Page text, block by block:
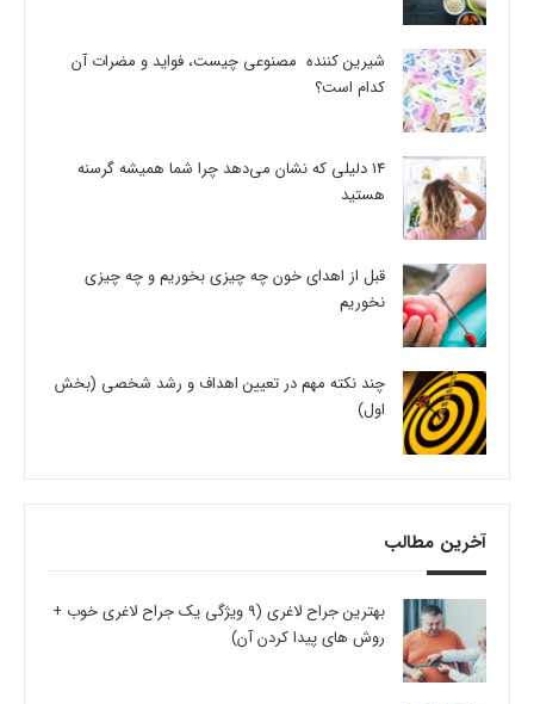
شیرین کننده مصنوعی چیست، فواید و مضرات آن
کدام است؟
14 دلیلی که نشان می‌دهد چرا شما همیشه گرسنه
هستید
قبل از اهدای خون چه چیزی بخوریم و چه چیزی
نخوریم
چند نکته مهم در تعیین اهداف و رشد شخصی (بخش
اول)
آخرین مطالب
بهترین جراح لاغری (9 ویژگی یک جراح لاغری خوب +
روش های پیدا کردن آن)